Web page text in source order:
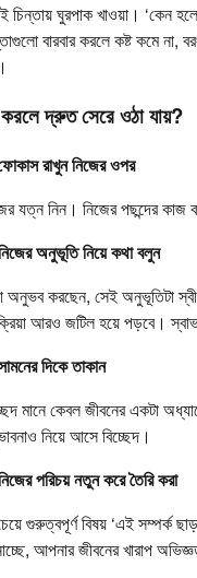
চিন্তায় ঘুরপাক খাওয়া। ‘কেন
বারবার করলে কষ্ট কমে না,
দ্রুত সেরে ওঠা যায়?
রাখুন নিজের ওপর
যত্ন নিন। নিজের পছন্দের
অনুভূতি নিয়ে কথা বলুন
অনুভব করছেন, সেই অনুভূতিটা
আরও জটিল হয়ে পড়বে।
দিকে তাকান
মানে কেবল জীবনের একটা
নিয়ে আসে বিচ্ছেদ।
পরিচয় নতুন করে তৈরি করা
গুরুত্বপূর্ণ বিষয় ‘এই সম্পর্ক
আপনার জীবনের খারাপ